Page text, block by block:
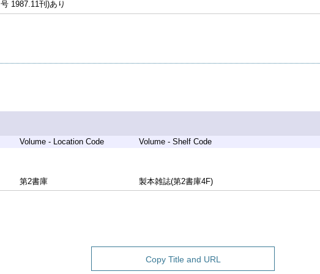
号 1987.11刊)あり
Volume - Location Code Volume - Shelf Code
第2書庫 製本雑誌(第2書庫4F)
Copy Title and URL